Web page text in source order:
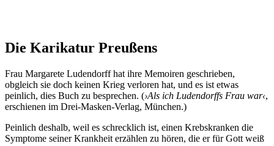
Die Karikatur Preußens
Frau Margarete Ludendorff hat ihre Memoiren geschrieben,
obgleich sie doch keinen Krieg verloren hat, und es ist etwas
peinlich, dies Buch zu besprechen. (›Als ich Ludendorffs Frau war‹,
erschienen im Drei-Masken-Verlag, München.)
Peinlich deshalb, weil es schrecklich ist, einen Krebskranken die
Symptome seiner Krankheit erzählen zu hören, die er für Gott weiß